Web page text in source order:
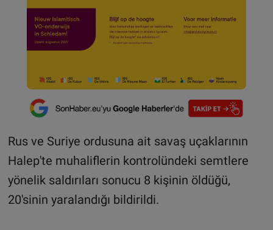
Rus ve Suriye ordusuna ait savaş uçaklarının
Halep'te muhaliflerin kontrolündeki semtlere
yönelik saldırıları sonucu 8 kişinin öldüğü,
20'sinin yaralandığı bildirildi.